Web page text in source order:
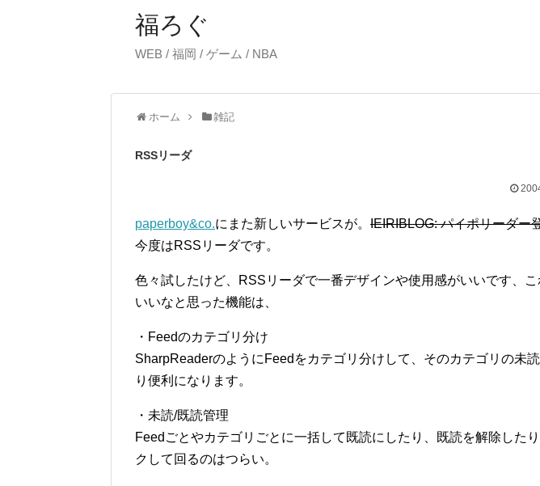
福ろぐ
WEB / 福岡 / ゲーム / NBA
ホーム 雑記
RSSリーダ
paperboy&co.にまた新しいサービスが。 IEIRIBLOG: パイポリーダー
今度はRSSリーダです。
色々試したけど、RSSリーダで一番デザインや使用感がいいです、
いいなと思った機能は、
・Feedのカテゴリ分け
SharpReaderのようにFeedをカテゴリ分けして、そのカテゴリの未
り便利になります。
・未読/既読管理
Feedごとやカテゴリごとに一括して既読にしたり、既読を解除した
クして回るのはつらい。